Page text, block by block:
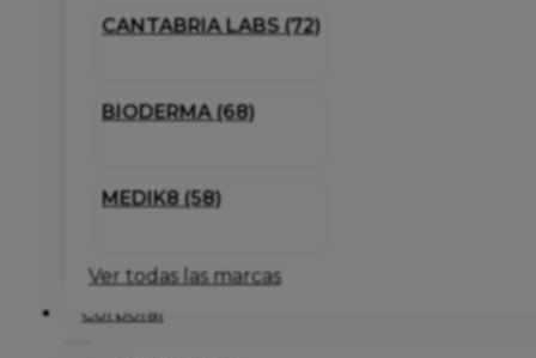
CANTABRIA LABS (72)
BIODERMA (68)
MEDIK8 (58)
Ver todas las marcas
Corporal